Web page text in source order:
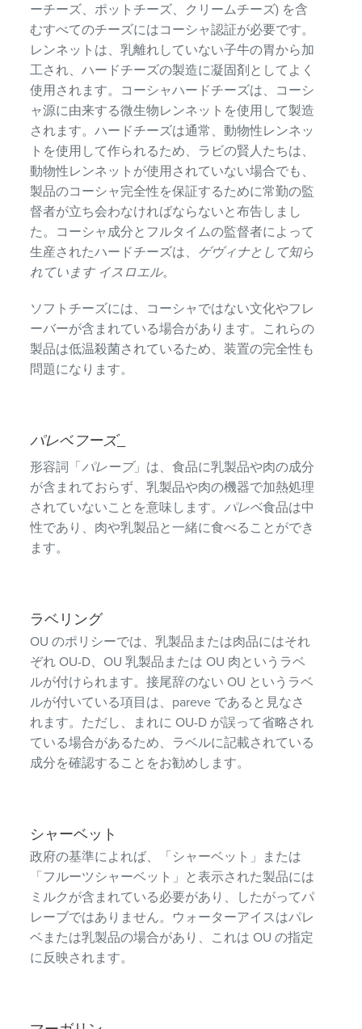
ーチーズ、ポットチーズ、クリームチーズ) を含
むすべてのチーズにはコーシャ認証が必要です。
レンネットは、乳離れしていない子牛の胃から加
工され、ハードチーズの製造に凝固剤としてよく
使用されます。コーシャハードチーズは、コーシ
ャ源に由来する微生物レンネットを使用して製造
されます。ハードチーズは通常、動物性レンネッ
トを使用して作られるため、ラビの賢人たちは、
動物性レンネットが使用されていない場合でも、
製品のコーシャ完全性を保証するために常勤の監
督者が立ち会わなければならないと布告しまし
た。コーシャ成分とフルタイムの監督者によって
生産されたハードチーズは、 ゲヴィナとして知ら
れています イスロエル。
ソフトチーズには、コーシャではない文化やフレ
ーバーが含まれている場合があります。これらの
製品は低温殺菌されているため、装置の完全性も
問題になります。
パレベフーズ_
形容詞「パレーブ」は、食品に乳製品や肉の成分
が含まれておらず、乳製品や肉の機器で加熱処理
されていないことを意味します。パレベ食品は中
性であり、肉や乳製品と一緒に食べることができ
ます。
ラベリング
OU のポリシーでは、乳製品または肉品にはそれ
ぞれ OU-D、OU 乳製品または OU 肉というラベ
ルが付けられます。接尾辞のない OU というラベ
ルが付いている項目は、pareve であると見なさ
れます。ただし、まれに OU-D が誤って省略され
ている場合があるため、ラベルに記載されている
成分を確認することをお勧めします。
シャーベット
政府の基準によれば、「シャーベット」または
「フルーツシャーベット」と表示された製品には
ミルクが含まれている必要があり、したがってパ
レーブではありません。ウォーターアイスはパレ
ベまたは乳製品の場合があり、これは OU の指定
に反映されます。